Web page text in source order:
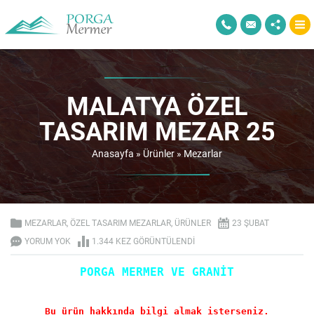
MALATYA ÖZEL
TASARIM MEZAR 25
Anasayfa »Ürünler »Mezarlar
MEZARLAR ÖZEL TASARIM MEZARLAR ÜRÜNLER
23 ŞUBAT
YORUM YOK
1.344 KEZ GÖRÜNTÜLENDI
PORGA MERMER VE GRANİT
Bu ürün hakkında bilgi almak isterseniz.